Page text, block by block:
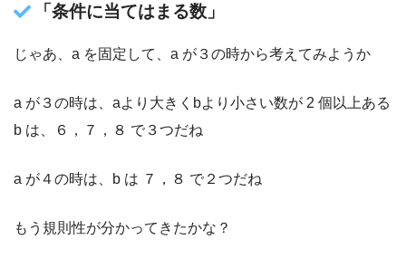
「条件に当てはまる数」
じゃあ、a を固定して、a が３の時から考えてみようか
a が３の時は、aより大きくbより小さい数が 2 個以上ある
b は、６，７，８ で３つだね
a が４の時は、b は ７，８ で２つだね
もう規則性が分かってきたかな？